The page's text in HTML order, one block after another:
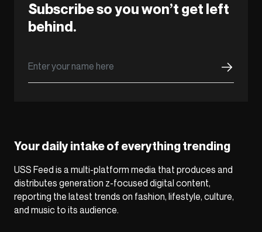
Subscribe so you won’t get left
behind.
Your daily intake of everything trending
USS Feed is a multi-platform media that produces and
distributes generation z-focused digital content,
reporting the latest trends on fashion, lifestyle, culture,
and music to its audience.